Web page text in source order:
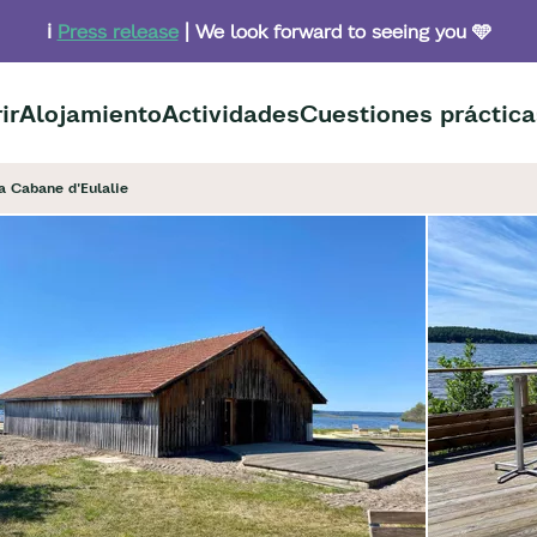
ℹ️ Press release| We look forward to seeing you 🩵
AlojamientoActividadesCuestiones
Cabane d'Eulalie